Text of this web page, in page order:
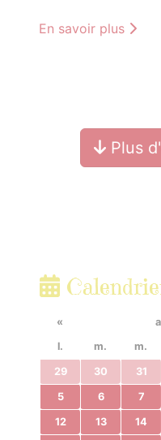
En savoir plus
Plus
«
l.
m. m.
29 30 31
5 6 7
12 13 14